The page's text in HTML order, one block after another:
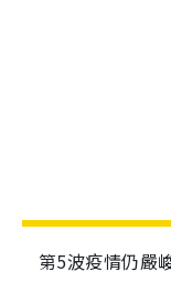
第5波疫情仍嚴